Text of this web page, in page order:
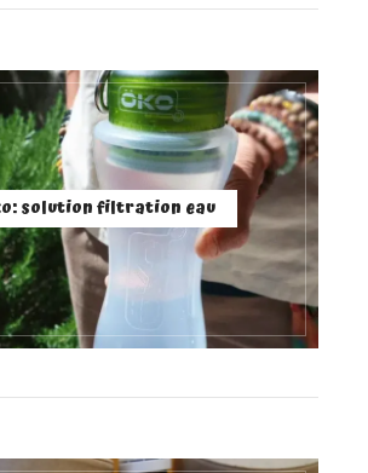
solution filtration eau